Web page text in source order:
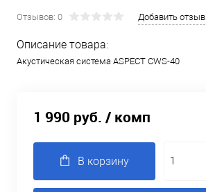
Отзывов: 0 Добавить отзыв
Описание товара:
Акустическая система ASPECT CWS-40
1 990 руб. / комп
В корзину